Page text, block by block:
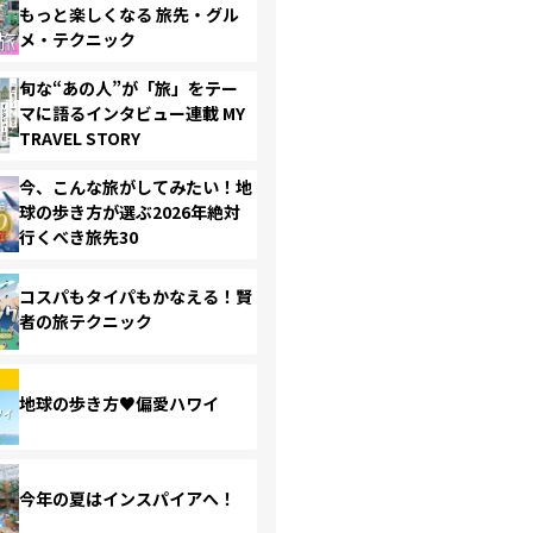
もっと楽しくなる 旅先・グル
メ・テクニック
旬な“あの人”が「旅」をテー
マに語るインタビュー連載 MY
TRAVEL STORY
今、こんな旅がしてみたい！地
球の歩き方が選ぶ2026年絶対
行くべき旅先30
コスパもタイパもかなえる！賢
者の旅テクニック
地球の歩き方♥偏愛ハワイ
今年の夏はインスパイアへ！